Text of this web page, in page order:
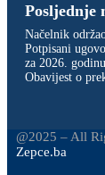
Posljednje
Načelnik
Potpisani
za 2026. godinu
Obavijest o
@2025 – All
Zepce.ba